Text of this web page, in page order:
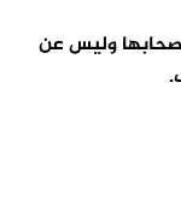
اصحابها وليس عن